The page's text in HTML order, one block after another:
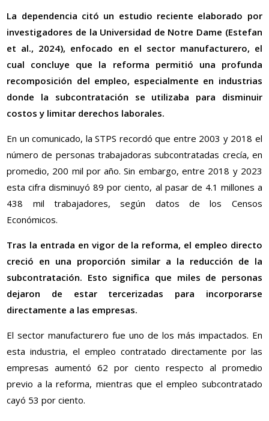
La dependencia citó un estudio reciente elaborado por
investigadores de la Universidad de Notre Dame (Estefan
et al., 2024), enfocado en el sector manufacturero, el
cual concluye que la reforma permitió una profunda
recomposición del empleo, especialmente en industrias
donde la subcontratación se utilizaba para disminuir
costos y limitar derechos laborales.
En un comunicado, la STPS recordó que entre 2003 y 2018 el
número de personas trabajadoras subcontratadas crecía, en
promedio, 200 mil por año. Sin embargo, entre 2018 y 2023
esta cifra disminuyó 89 por ciento, al pasar de 4.1 millones a
438 mil trabajadores, según datos de los Censos
Económicos.
Tras la entrada en vigor de la reforma, el empleo directo
creció en una proporción similar a la reducción de la
subcontratación. Esto significa que miles de personas
dejaron de estar tercerizadas para incorporarse
directamente a las empresas.
El sector manufacturero fue uno de los más impactados. En
esta industria, el empleo contratado directamente por las
empresas aumentó 62 por ciento respecto al promedio
previo a la reforma, mientras que el empleo subcontratado
cayó 53 por ciento.